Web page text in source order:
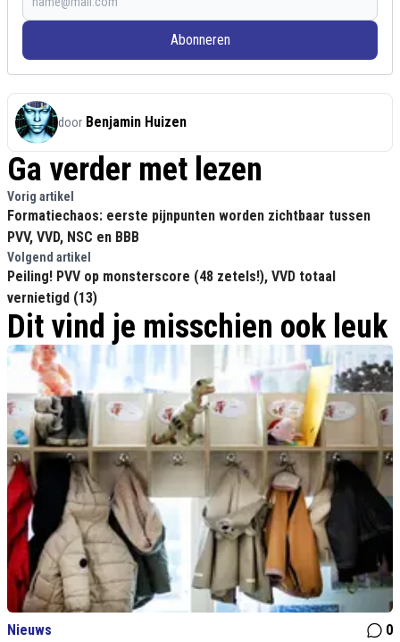
Abonneren
door Benjamin Huizen
Ga verder met lezen
Vorig artikel
Formatiechaos: eerste pijnpunten worden zichtbaar tussen
PVV, VVD, NSC en BBB
Volgend artikel
Peiling! PVV op monsterscore (48 zetels!), VVD totaal
vernietigd (13)
Dit vind je misschien ook leuk
Nieuws 0